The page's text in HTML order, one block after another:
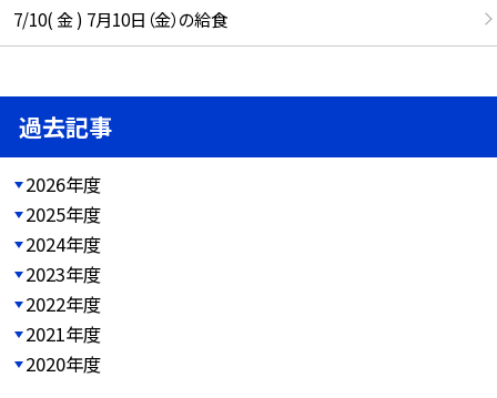
7/10( 金 ) 7月10日（金）の給食
過去記事
2026年度
2025年度
2024年度
2023年度
2022年度
2021年度
2020年度